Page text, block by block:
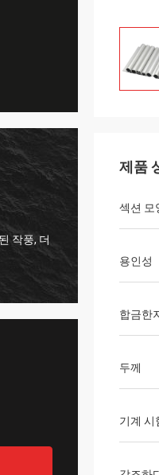
작풍, 더
빛 색깔 배
제품
섹션 모
용인성
합금한
두께
기계 시